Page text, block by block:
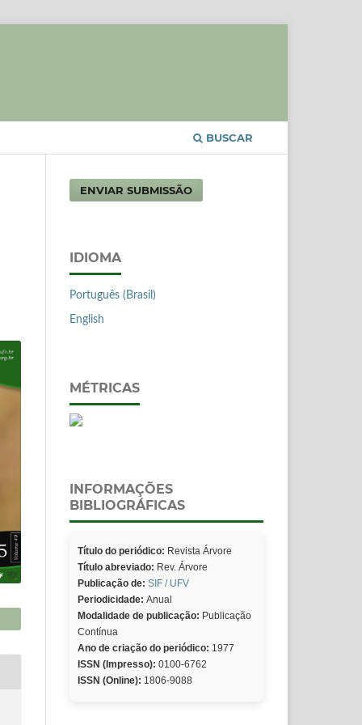
BUSCAR
ENVIAR SUBMISSÃO
IDIOMA
Português (Brasil)
English
MÉTRICAS
INFORMAÇÕES
BIBLIOGRÁFICAS
Título do periódico: Revista Árvore
Título abreviado: Rev. Árvore
Publicação de: SIF / UFV
Periodicidade: Anual
Modalidade de publicação: Publicação
Contínua
Ano de criação do periódico: 1977
ISSN (Impresso): 0100-6762
ISSN (Online): 1806-9088